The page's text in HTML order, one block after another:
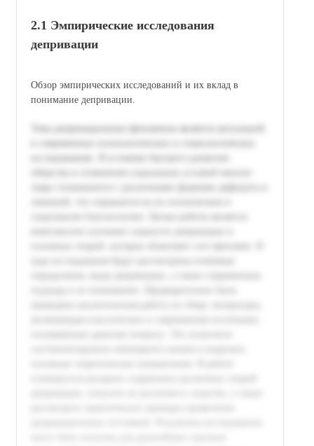
2.1 Эмпирические исследования
депривации
Обзор эмпирических исследований и их вклад в
понимание депривации.